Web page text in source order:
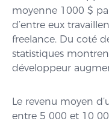
moyenne 1000 $
d’entre eux
freelance. Du coté
statistiques
développeur
Le revenu moyen
entre 5 000 et 10